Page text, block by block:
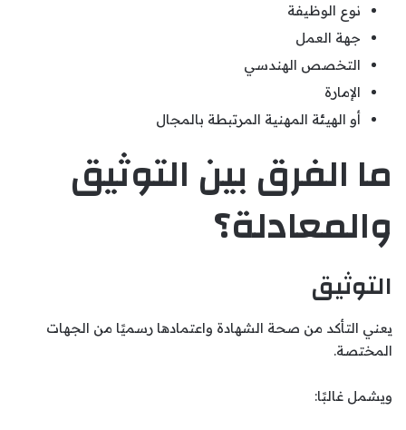
نوع الوظيفة
جهة العمل
التخصص الهندسي
الإمارة
أو الهيئة المهنية المرتبطة بالمجال
ما الفرق بين التوثيق
والمعادلة؟
التوثيق
يعني التأكد من صحة الشهادة واعتمادها رسميًا من الجهات
المختصة.
ويشمل غالبًا: